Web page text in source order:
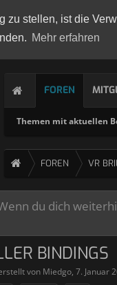
zu stellen, ist die
Mehr erfahren
FOREN
Themen mit aktuellen
FOREN VR
du dich
BINDINGS
von Miedgo, 7. Januar